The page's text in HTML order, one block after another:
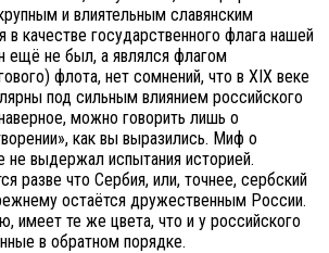
и влиятельным славянским
в качестве государственного флага нашей
ещё не был, а являлся флагом
флота, нет сомнений, что в XIX веке
под сильным влиянием российского
можно говорить лишь о
как вы выразились. Миф о
не выдержал испытания историей.
разве что Сербия, или, точнее, сербский
остаётся дружественным России.
имеет те же цвета, что и у российского
в обратном порядке.